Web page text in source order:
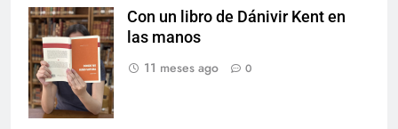
Fotografía de
Nancy Lucio
Con un libro de Dánivir Kent en
las manos
11 meses ago
0